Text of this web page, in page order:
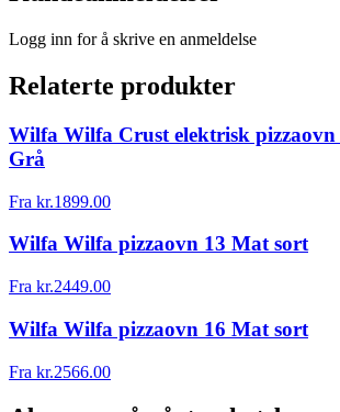
Logg inn for å skrive en anmeldelse
Relaterte produkter
Wilfa Wilfa Crust elektrisk pizzaovn
Grå
Fra kr.1899.00
Wilfa Wilfa pizzaovn 13 Mat sort
Fra kr.2449.00
Wilfa Wilfa pizzaovn 16 Mat sort
Fra kr.2566.00